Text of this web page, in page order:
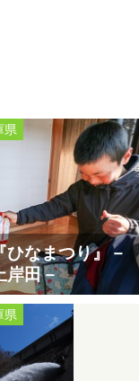
なまつり』－
岸田－